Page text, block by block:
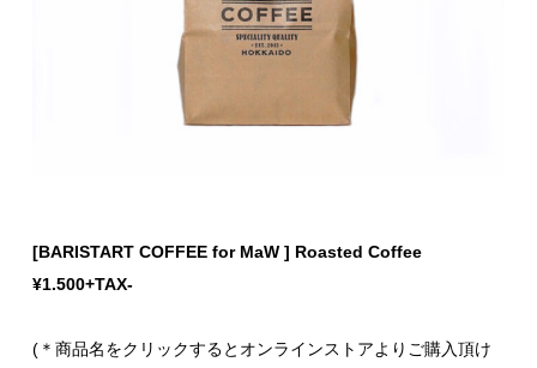
[BARISTART COFFEE for MaW ] Roasted Coffee
¥1.500+TAX-
(＊商品名をクリックするとオンラインストアよりご購入頂け